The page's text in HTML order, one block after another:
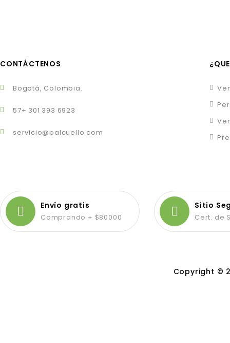
CONTÁCTENOS
Bogotá, Colombia.
57+ 301 393 6923
servicio@palcuello.com
Envío gratis
Comprando + $80000
Sitio
Cert. de
Copyright ©